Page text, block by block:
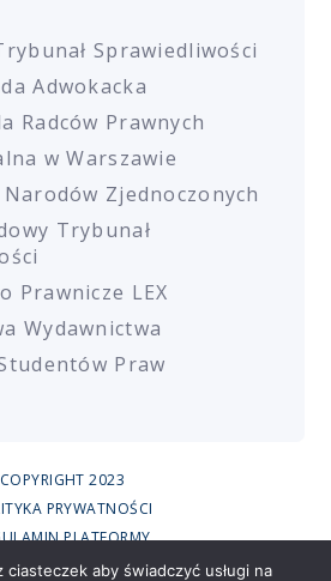
Sprawiedliwości
Adwokacka
Radców Prawnych
w Warszawie
Zjednoczonych
Trybunał
Prawnicze LEX
Wydawnictwa
Praw
COPYRIGHT 2023
PRYWATNOŚCI
PLATFORMY
SZKOLEŃ
ciasteczek aby świadczyć usługi na